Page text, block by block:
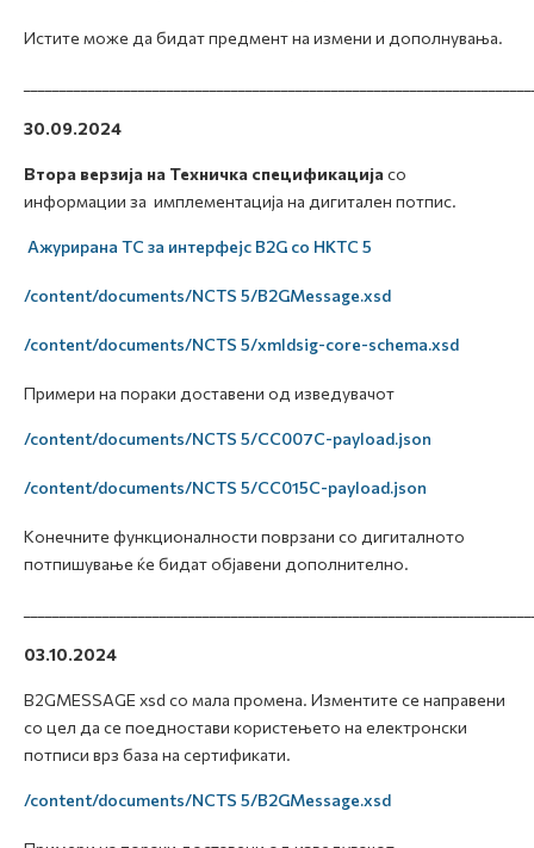
Истите може да бидат предмент на измени и дополнувања.
30.09.2024
Втора верзија на Техничка спецификацијасо
информации за имплементација на дигитален потпис.
Ажурирана ТС за интерфејс B2G со НКТС 5
/content/documents/NCTS 5/B2GMessage.xsd
/content/documents/NCTS 5/xmldsig-core-schema.xsd
Примери на пораки доставени од изведувачот
/content/documents/NCTS 5/CC007C-payload.json
/content/documents/NCTS 5/CC015C-payload.json
Конечните функционалности поврзани со дигиталното
потпишување ќе бидат објавени дополнително.
03.10.2024
B2GMESSAGE xsd со мала промена. Изментите се направени
со цел да се поедностави користењето на електронски
потписи врз база на сертификати.
/content/documents/NCTS 5/B2GMessage.xsd